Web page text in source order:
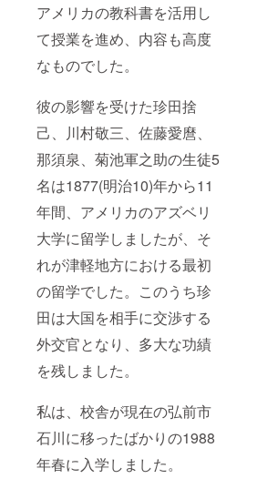
アメリカの教科書を活用し
て授業を進め、内容も高度
なものでした。
彼の影響を受けた珍田捨
己、川村敬三、佐藤愛麿、
那須泉、菊池軍之助の生徒5
名は1877(明治10)年から11
年間、アメリカのアズベリ
大学に留学しましたが、そ
れが津軽地方における最初
の留学でした。このうち珍
田は大国を相手に交渉する
外交官となり、多大な功績
を残しました。
私は、校舎が現在の弘前市
石川に移ったばかりの1988
年春に入学しました。